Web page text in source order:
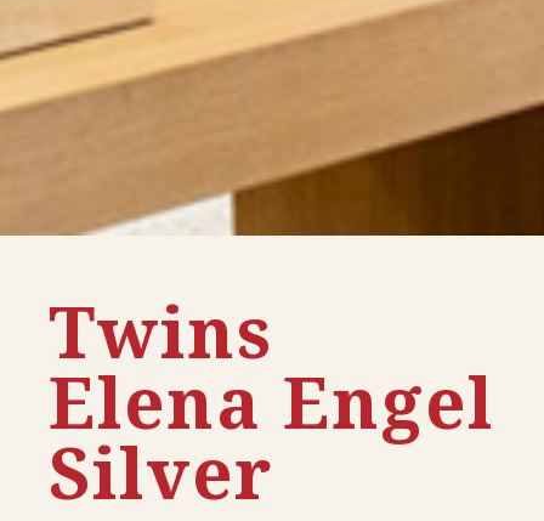
Twins
Elena Engel
Silver